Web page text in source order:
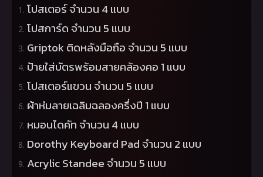
โปสเตอร์ จำนวน 4แบบ
โปสการ์ด จำนวน 5 แบบ
Griptok ติดหลังมือถือ จำนวน 5 แบบ
ป้ายใส่บัตรพร้อมสายคล้องคอ 1 แบบ
โปสเตอร์แขวน จำนวน 5 แบบ
ผ้าห่มลายเฉลิมฉลองครึ่งปี 1 แบบ
หมอนไดคัท จำนวน 4แบบ
Dorothy Keyboard Padจำนวน 2 แบบ
Acrylic Standeeจำนวน 5 แบบ